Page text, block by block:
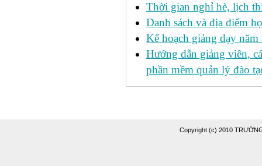
Thời gian nghỉ hè, lịch
Danh sách và địa điểm
Kế hoạch giảng dạy
Hướng dẫn giảng viên,
phần mềm quản lý đào
Copyright (c) 2010